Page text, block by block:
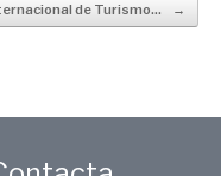
de Turismo… →